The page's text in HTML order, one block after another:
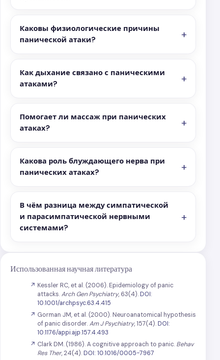
Каковы физиологические причины
панической атаки?
Как дыхание связано с паническими
атаками?
Помогает ли массаж при панических
атаках?
Какова роль блуждающего нерва при
панических атаках?
В чём разница между симпатической
и парасимпатической нервными
системами?
Использованная научная литература
Kessler RC, et al. (2006). Epidemiology of panic
attacks.Arch Gen Psychiatry, 63(4).DOI:
10.1001/archpsyc.63.4.415
Gorman JM, et al. (2000). Neuroanatomical hypothesis
of panic disorder.Am J Psychiatry, 157(4).DOI:
10.1176/appi.ajp.157.4.493
Clark DM. (1986). A cognitive approach to panic. Behav
Res Ther, 24(4).DOI: 10.1016/0005-7967